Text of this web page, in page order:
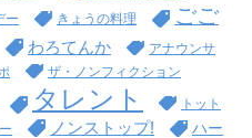
ー きょうの料理
ごご
わろてんか
アナウンサ
ザ・ノンフィクション
タレント
トット
ノンストップ!
ハー